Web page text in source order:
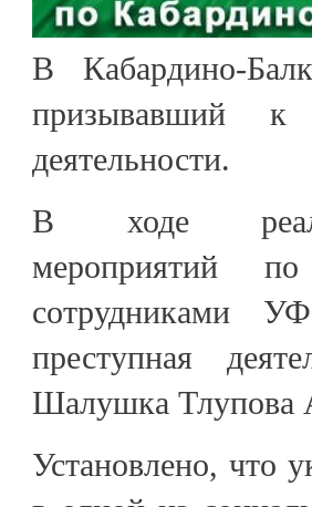
В Кабардино-
призывавший к
деятельности.
В ходе
мероприятий по
сотрудниками
преступная
Шалушка Тлупова
Установлено, что